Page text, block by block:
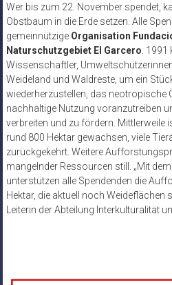
Wer bis zum 22. November spendet,
Obstbaum in die Erde setzen. Alle
gemeinnützige Organisation
Naturschutzgebiet El Garcero .
Wissenschaftler,
Weideland und Waldreste, um ein
wiederherzustellen, das neotropische
nachhaltige Nutzung voranzutreiben
verbreiten und zu fördern. Mittlerweile
rund 800 Hektar gewachsen, viele
zurückgekehrt. Weitere
mangelnder Ressourcen still. „Mit
unterstützen alle Spendenden die
Hektar, die aktuell noch Weideflächen
Leiterin der Abteilung Interkulturalität